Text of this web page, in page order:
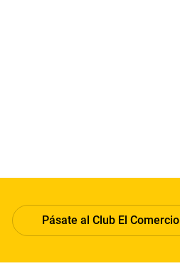
Pásate al Club El Comercio